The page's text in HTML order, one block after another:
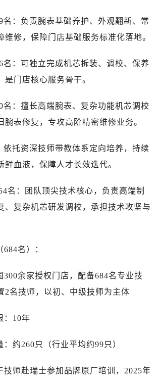
名：负责腕表基础养护、外观翻新、常
维修，保障门店基础服务标准化落地。
名：可独立完成机芯拆装、调校、保养
是门店核心服务骨干。
名：擅长高端腕表、复杂功能机芯调校
腕表修复，专攻高阶精密维修业务。
依托资深技师带教体系定向培养，持续
鲜血液，保障人才长效迭代。
名：团队顶尖技术核心，负责高端制
、复杂机芯研发调校，承担技术攻坚与
名）：
300余家授权门店，配备684名专业技
2名技师，以初、中级技师为主体
：10年
：约260只（行业平均约99只）
技师赴瑞士参加品牌原厂培训，2025年